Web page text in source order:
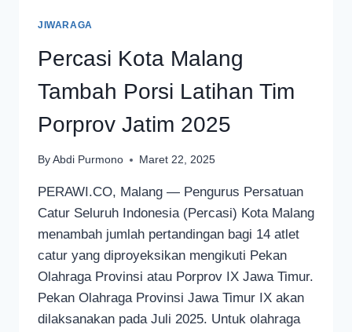
JIWARAGA
Percasi Kota Malang
Tambah Porsi Latihan Tim
Porprov Jatim 2025
By Abdi Purmono Maret 22, 2025
PERAWI.CO, Malang — Pengurus Persatuan
Catur Seluruh Indonesia (Percasi) Kota Malang
menambah jumlah pertandingan bagi 14 atlet
catur yang diproyeksikan mengikuti Pekan
Olahraga Provinsi atau Porprov IX Jawa Timur.
Pekan Olahraga Provinsi Jawa Timur IX akan
dilaksanakan pada Juli 2025. Untuk olahraga